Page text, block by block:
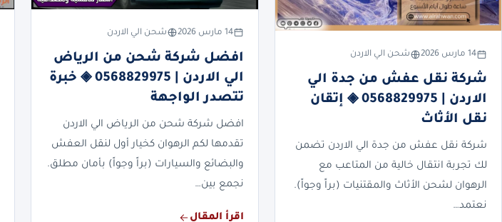
14 مارس 2026 شحن الي الاردن
شركة نقل عفش من جدة الي
الاردن | 0568829975 ◈ إتقان
نقل الأثاث
شركة نقل عفش من جدة الي الاردن تضمن
لك تجربة انتقال خالية من المتاعب مع
الرهوان لشحن الأثاث والمقتنيات (براً وجواً).
نعتمد…
14 مارس 2026 شحن الي الاردن
افضل شركة شحن من الرياض
الي الاردن | 0568829975 ◈ خبرة
تتصدر الواجهة
افضل شركة شحن من الرياض الي الاردن
تقدمها لكم الرهوان كخيار أول لنقل العفش
والبضائع والسيارات (براً وجواً) بأمان مطلق.
نجمع بين…
اقرأ المقال